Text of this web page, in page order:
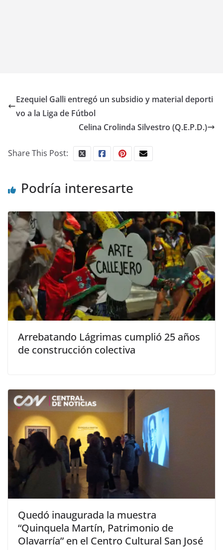
Ezequiel Galli entregó un subsidio y material deporti
vo a la Liga de Fútbol
Celina Crolinda Silvestro (Q.E.P.D.)
Share This Post:
Podría interesarte
Arrebatando Lágrimas cumplió 25 años
de construcción colectiva
Quedó inaugurada la muestra
“Quinquela Martín, Patrimonio de
Olavarría” en el Centro Cultural San José